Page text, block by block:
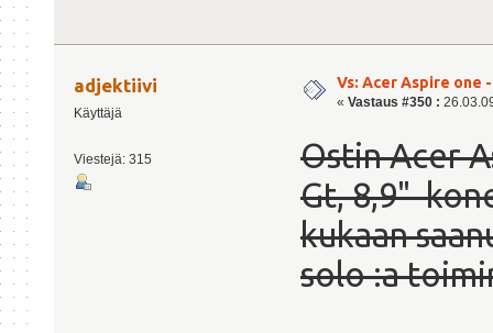
adjektiivi
Käyttäjä
Viestejä: 315
Vs: Acer Aspire one
« Vastaus #350 :
Ostin Acer
Gt, 8,9"
kukaan
solo :a